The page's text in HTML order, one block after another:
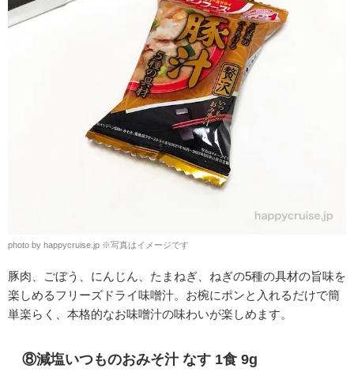
photo by happycruise.jp ※写真はイメージです
豚肉、ごぼう、にんじん、たまねぎ、ねぎの5種の具材の旨味を
楽しめる フリーズドライ味噌汁。お椀にポンと入れるだけで簡
単楽らく、本格的なお味噌汁の味わいが楽しめます。
⑧減塩いつものおみそ汁 なす 1食 9g